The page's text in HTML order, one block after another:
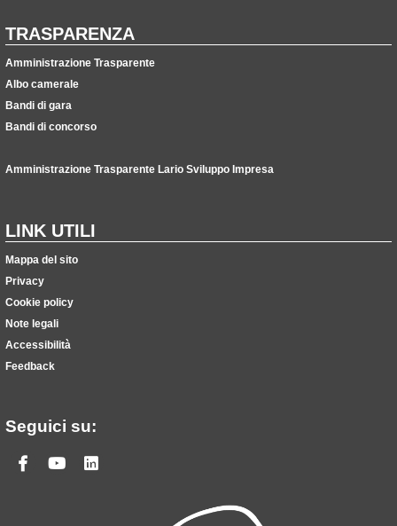
TRASPARENZA
Amministrazione Trasparente
Albo camerale
Bandi di gara
Bandi di concorso
Amministrazione Trasparente Lario Sviluppo Impresa
LINK UTILI
Mappa del sito
Privacy
Cookie policy
Note legali
Accessibilità
Feedback
Seguici su:
Facebook
Youtube